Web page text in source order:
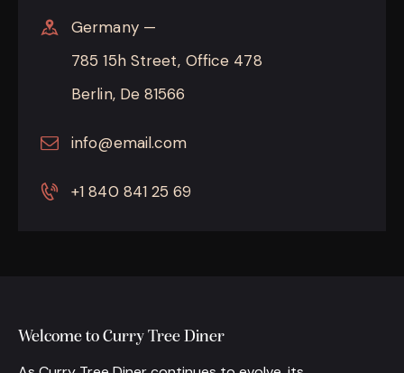
Germany —
785 15h Street, Office 478
Berlin, De 81566
info@email.com
+1 840 841 25 69
Welcome to Curry Tree Diner